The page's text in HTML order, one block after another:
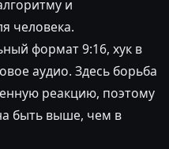
и
человека.
формат 9:16, хук в
аудио. Здесь борьба
реакцию, поэтому
быть выше, чем в